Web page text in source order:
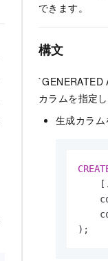
できます。
構文
`GENERATED
カラムを指定し
生成カラム
);